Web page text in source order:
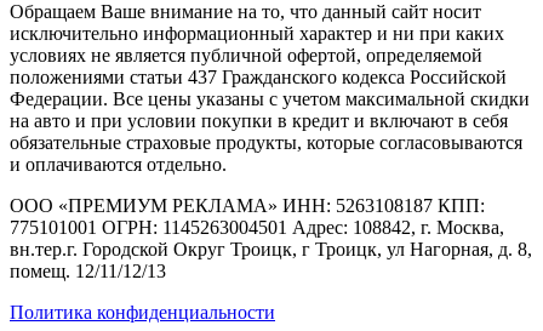
Обращаем Ваше внимание на то, что данный сайт носит
исключительно информационный характер и ни при каких
условиях не является публичной офертой, определяемой
положениями статьи 437 Гражданского кодекса Российской
Федерации. Все цены указаны с учетом максимальной скидки
на авто и при условии покупки в кредит и включают в себя
обязательные страховые продукты, которые согласовываются
и оплачиваются отдельно.
ООО «ПРЕМИУМ РЕКЛАМА» ИНН: 5263108187 КПП:
775101001 ОГРН: 1145263004501 Адрес: 108842, г. Москва,
вн.тер.г. Городской Округ Троицк, г Троицк, ул Нагорная, д. 8,
помещ. 12/11/12/13
Политика конфиденциальности